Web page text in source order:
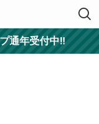
通年受付中‼